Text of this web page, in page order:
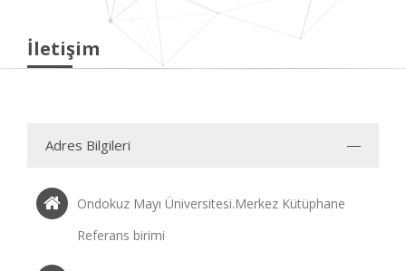
İletişim
Adres Bilgileri
Ondokuz Mayı Üniversitesi.Merkez Kütüphane
Referans birimi